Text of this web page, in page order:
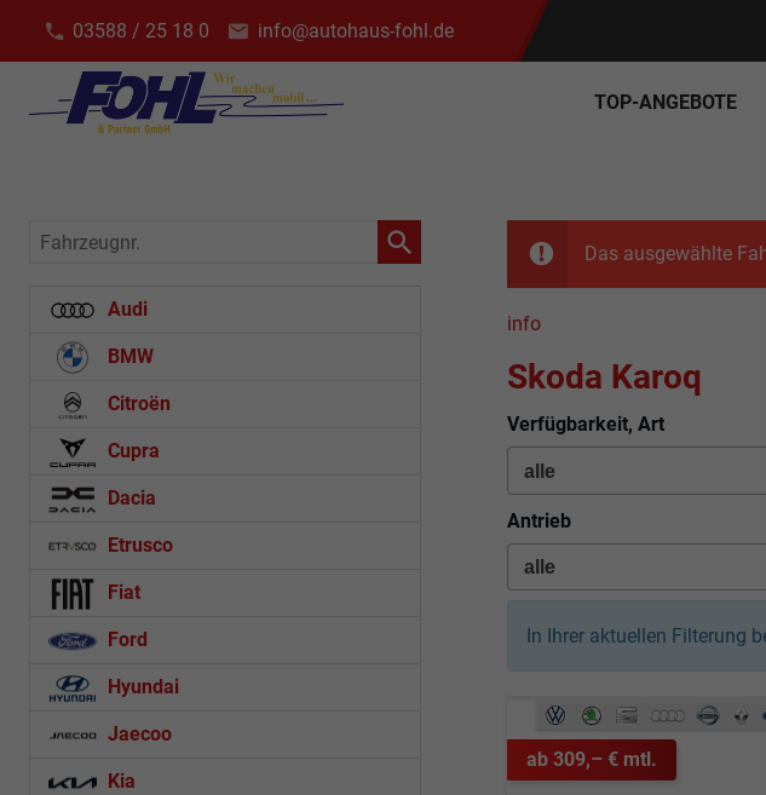
03588 / 25 18 0 info@autohaus-fohl.de
TOP-ANGEBOTE
Das ausgewählte
info
Skoda Karoq
Verfügbarkeit, Art
Antrieb
In Ihrer aktuellen Filterung
ab 309,– € mtl.
Fahrzeugnr.
Audi
BMW
Citroën
Cupra
Dacia
Etrusco
Fiat
Ford
Hyundai
Jaecoo
Kia